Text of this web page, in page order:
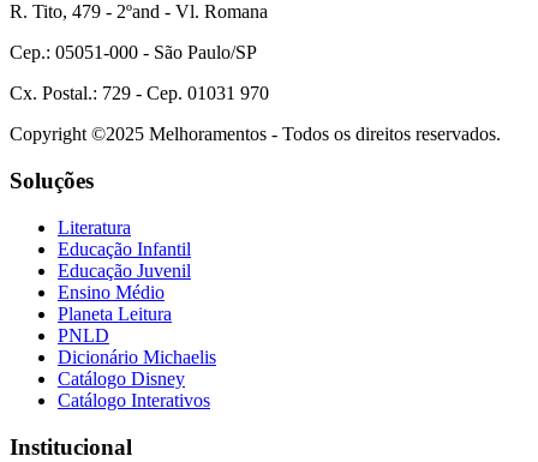
R. Tito, 479 - 2ºand - Vl. Romana
Cep.: 05051-000 - São Paulo/SP
Cx. Postal.: 729 - Cep. 01031 970
Copyright ©2025 Melhoramentos - Todos os direitos reservados.
Soluções
Literatura
Educação Infantil
Educação Juvenil
Ensino Médio
Planeta Leitura
PNLD
Dicionário Michaelis
Catálogo Disney
Catálogo Interativos
Institucional